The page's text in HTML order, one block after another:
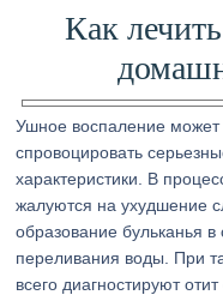
Как
Ушное воспаление может
спровоцировать
характеристики. В
жалуются на ухудшение
образование бульканья
переливания воды. При
всего диагностируют отит